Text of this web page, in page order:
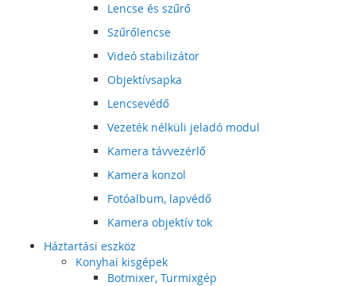
Lencse és szűrő
Szűrőlencse
Videó stabilizátor
Objektívsapka
Lencsevédő
Vezeték nélküli jeladó modul
Kamera távvezérlő
Kamera konzol
Fotóalbum, lapvédő
Kamera objektív tok
Háztartási eszköz
Konyhai kisgépek
Botmixer, Turmixgép